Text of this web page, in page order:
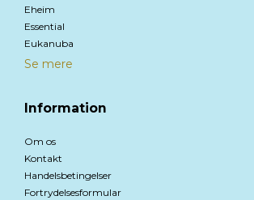
Eheim
Essential
Eukanuba
Se mere
Information
Om os
Kontakt
Handelsbetingelser
Fortrydelsesformular